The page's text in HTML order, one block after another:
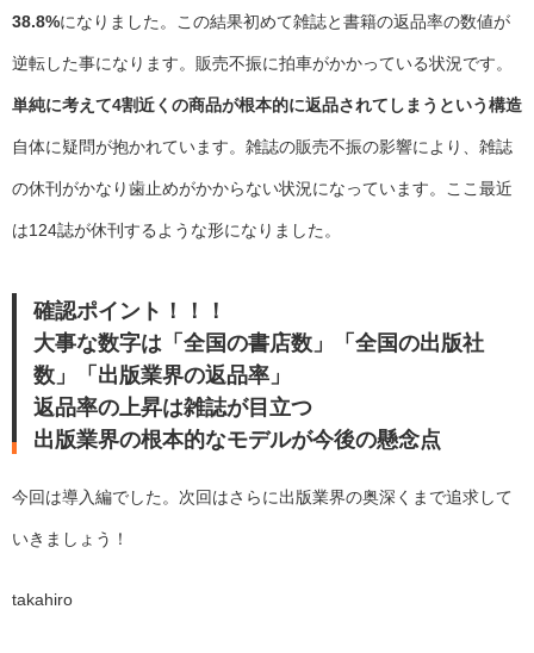
38.8%になりました。この結果初めて雑誌と書籍の返品率の数値が
逆転した事になります。販売不振に拍車がかかっている状況です。
単純に考えて4割近くの商品が根本的に返品されてしまうという構造
自体に疑問が抱かれています。雑誌の販売不振の影響により、雑誌
の休刊がかなり歯止めがかからない状況になっています。ここ最近
は124誌が休刊するような形になりました。
確認ポイント！！！
大事な数字は「全国の書店数」「全国の出版社
数」「出版業界の返品率」
返品率の上昇は雑誌が目立つ
出版業界の根本的なモデルが今後の懸念点
今回は導入編でした。次回はさらに出版業界の奥深くまで追求して
いきましょう！
takahiro